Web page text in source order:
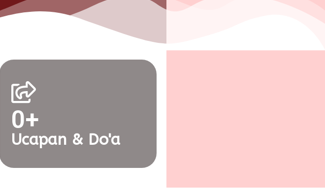
0+
Ucapan & Do'a